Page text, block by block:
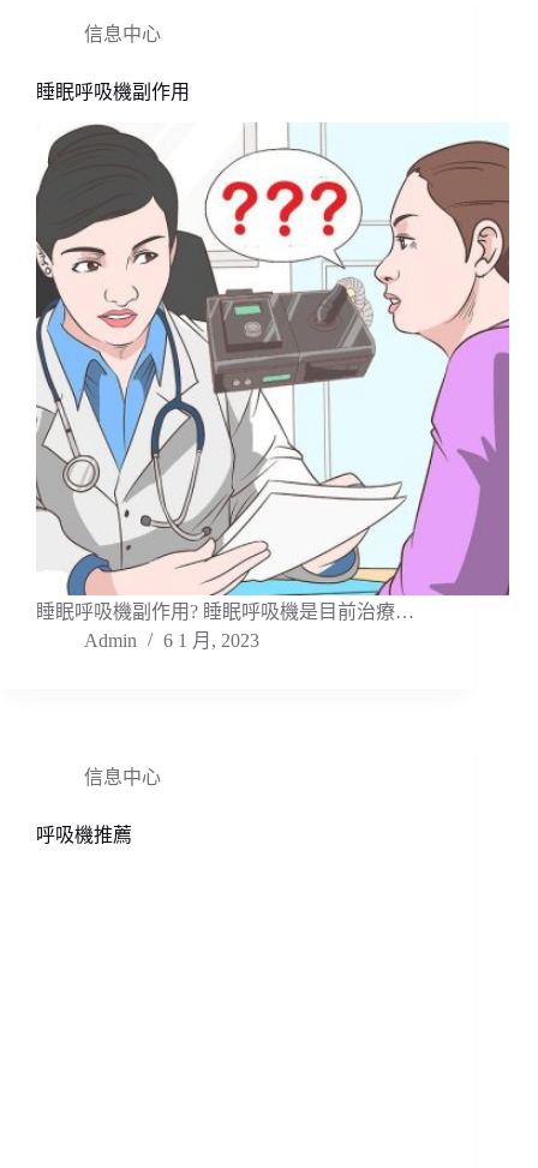
信息中心
睡眠呼吸機副作用
睡眠呼吸機副作用? ​睡眠呼吸機是目前治療…
Admin
6 1 月, 2023
信息中心
呼吸機推薦